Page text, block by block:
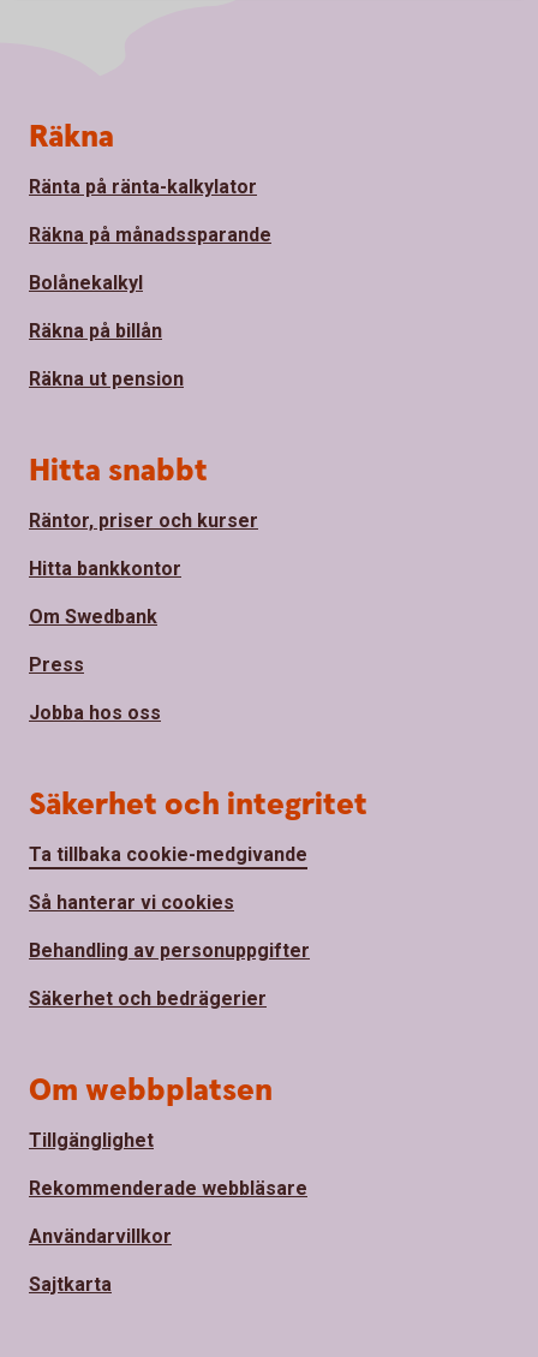
Sidfot
Räkna
Ränta på ränta-kalkylator
Räkna på månadssparande
Bolånekalkyl
Räkna på billån
Räkna ut pension
Hitta snabbt
Räntor, priser och kurser
Hitta bankkontor
Om Swedbank
Press
Jobba hos oss
Säkerhet och integritet
Ta tillbaka cookie-medgivande
Så hanterar vi cookies
Behandling av personuppgifter
Säkerhet och bedrägerier
Om webbplatsen
Tillgänglighet
Rekommenderade webbläsare
Användarvillkor
Sajtkarta